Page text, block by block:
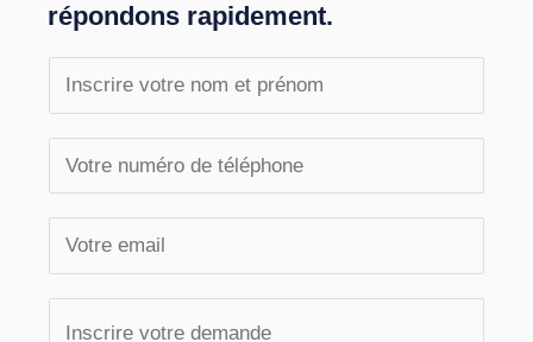
répondons rapidement.
o
t
r
é
p
m